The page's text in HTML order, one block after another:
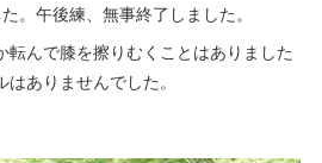
。午後練、無事終了しました。
転んで膝を擦りむくことはありました
ありませんでした。